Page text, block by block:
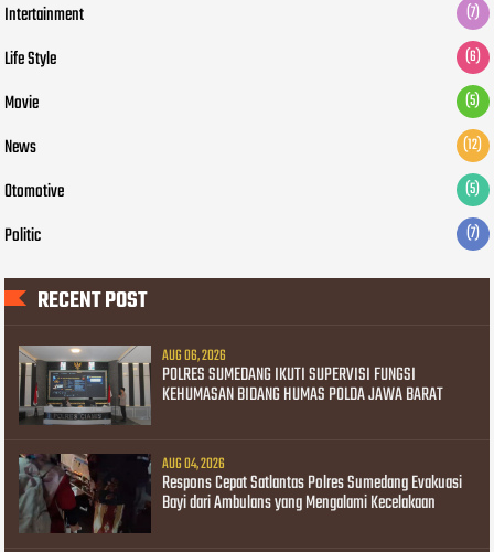
Intertainment (7)
Life Style (6)
Movie (5)
News (12)
Otomotive (5)
Politic (7)
RECENT POST
AUG 06, 2026
POLRES SUMEDANG IKUTI SUPERVISI FUNGSI
KEHUMASAN BIDANG HUMAS POLDA JAWA BARAT
AUG 04, 2026
Respons Cepat Satlantas Polres Sumedang Evakuasi
Bayi dari Ambulans yang Mengalami Kecelakaan